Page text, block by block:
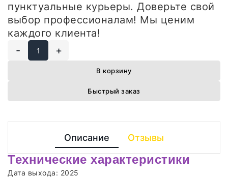
пунктуальные курьеры. Доверьте свой
выбор профессионалам! Мы ценим
каждого клиента!
-
+
В корзину
Быстрый заказ
Описание Отзывы
Технические характеристики
Дата выхода: 2025